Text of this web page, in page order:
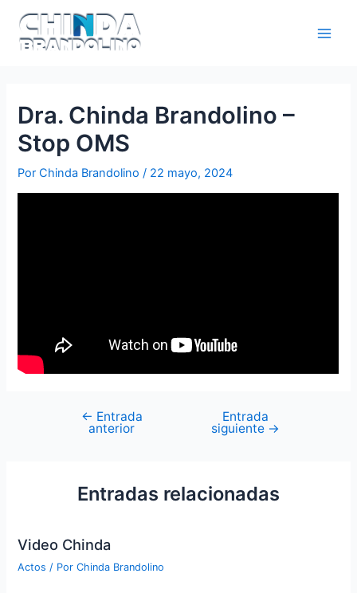
Dra. Chinda Brandolino –
Stop OMS
PorChinda Brandolino/ 22 mayo, 2024
← Entrada
anterior
Entrada
siguiente →
Entradas relacionadas
Video Chinda
Actos / PorChinda Brandolino